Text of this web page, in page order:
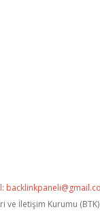
ve İletişim Kurumu